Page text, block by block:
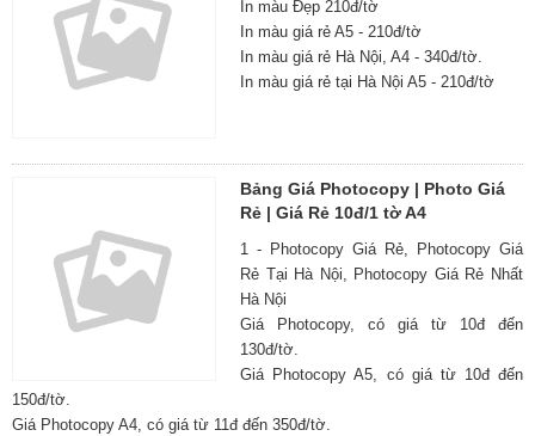
In màu Đẹp 210đ/tờ
In màu giá rẻ A5 - 210đ/tờ
In màu giá rẻ Hà Nội, A4 - 340đ/tờ.
In màu giá rẻ tại Hà Nội A5 - 210đ/tờ
Bảng Giá Photocopy | Photo Giá
Rẻ | Giá Rẻ 10đ/1 tờ A4
1 - Photocopy Giá Rẻ, Photocopy Giá
Rẻ Tại Hà Nội, Photocopy Giá Rẻ Nhất
Hà Nội
Giá Photocopy, có giá từ 10đ đến
130đ/tờ.
Giá Photocopy A5, có giá từ 10đ đến
150đ/tờ.
Giá Photocopy A4, có giá từ 11đ đến 350đ/tờ.